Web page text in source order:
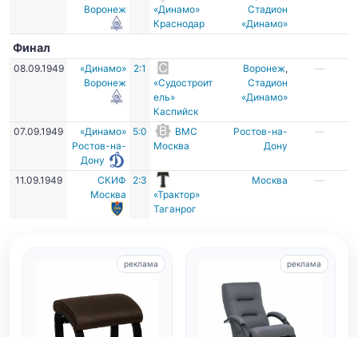
Воронеж
«Динамо»
Краснодар
Стадион
«Динамо»
Финал
08.09.1949
«Динамо»
Воронеж
2:1
«Судостроит
ель»
Каспийск
Воронеж,
Стадион
«Динамо»
—
07.09.1949
«Динамо»
Ростов-на-
Дону
5:0
ВМС
Москва
Ростов-на-
Дону
—
11.09.1949
СКИФ
Москва
2:3
«Трактор»
Таганрог
Москва —
реклама реклама